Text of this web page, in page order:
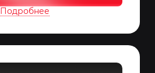
Подробнее